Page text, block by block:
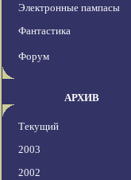
Электронные пампасы
Фантастика
Форум
АРХИВ
Текущий
2003
2002